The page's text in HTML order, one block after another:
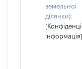
земельної
ділянки):
інформація]